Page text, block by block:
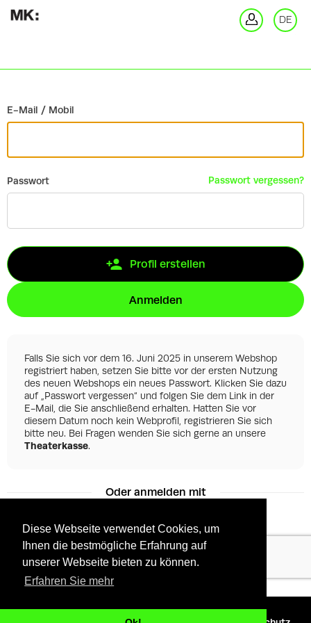
Diese Webseite verwendet Cookies, um
Ihnen die bestmögliche Erfahrung auf
unserer Webseite bieten zu können.
Erfahren Sie mehr
DE
E-Mail / Mobil
Passwort Passwort vergessen?
Profil erstellen
Anmelden
Falls Sie sich vor dem 16. Juni 2025 in unserem Webshop
registriert haben, setzen Sie bitte vor der ersten Nutzung
des neuen Webshops ein neues Passwort. Klicken Sie dazu
auf „Passwort vergessen“ und folgen Sie dem Link in der
E-Mail, die Sie anschließend erhalten. Hatten Sie vor
diesem Datum noch kein Webprofil, registrieren Sie sich
bitte neu. Bei Fragen wenden Sie sich gerne an unsere
Theaterkasse.
Oder anmelden mit
Facebook